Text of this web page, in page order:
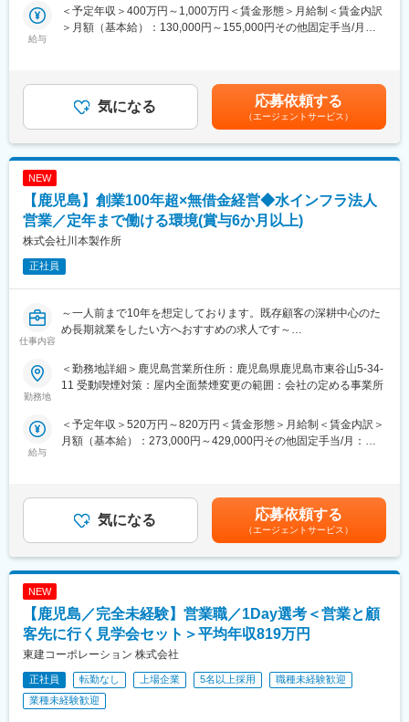
ム）」を構築し、食料の偏在を無くし供給の絶えない持続可能な
仕組み作りを行っております。
変わってくる風土があります。年功序列ではなく、職位に関係な
く意見を取り入れる組織風土です。
株式会社マリックス（はまち・ぶり養殖事業、漁場展開）
されることが高年収の理由です。実績連動型の評価制度でスピー
ド出世も目指せます。
実際に現事業所長の2人に1人が営業職「以外」からの転職者で
す。
◎ワークライフバランスを実現可能
効率的な営業活動を追求し、平均残業は月15h程度。日月祝休
み・年休123日・転勤無しと働きやすい環境です。
です。
■仕事内容：
土地オーナーが所有する資産に対し、最適な土地活用の事業を提
案するコンサルティング営業です。
土地の所有者様に対し土地の利用状況やお困りごとをお伺いし、
継承等をご提案します。
土地を資産化し地主様やご家族様の将来の安心をサポートするだ
＜新人営業の主なミッション＞
タートです。
その土地への想い入れ、今後への悩みについて、話を「聞く」こ
■1day選考会：
配属予定支店にて【職場見学（先輩社員の営業に同行）と支店長
による面接】を実施します。
配属予定支店の雰囲気や実際の仕事内容を直接見ることができ、
■サポート体制：
◇新入社員研修：入社後約2週間
◇スキルアップ研修：年間100時間（毎日30分）
◇営業AIツールの導入 など
■当社について：
給与
＜予定年収＞400万円～1,000万円＜賃金形態＞月給制＜賃金内訳
＞月額（基本給）：130,000円～155,000円その他固定手当/月：
業手当＞有＜給与補足＞年収650万円（月給31万円＋成果給＋賞
与）／入社1年目 メンバー年収841万円（月給42万円＋成果給＋
賞与）／入社2年目 メンバー年収1,156万円（月給56万円＋成果給
＋賞与）／入社5年目 メンバー賃金はあくまでも目安の金額であ
り、選考を通じて上下する可能性があります。月給(月額)は固定手
気になる 応募依頼する
（エージェントサービス）
NEW
【鹿児島】創業100年超×無借金経営◆水インフラ法人
営業／定年まで働ける環境(賞与6か月以上)
株式会社川本製作所
正社員
仕事内容
～一人前まで10年を想定しております。既存顧客の深耕中心のた
め長期就業をしたい方へおすすめの求人です～
「ポンプ」のトップメーカーでの営業職／未経験から挑戦可能／
年間休日121日・土日祝休み・手厚い福利厚生で働きたいあなた
■職務概要
水(液体)を動かす機械=ポンプ。
＜業務詳細＞
（1）大型案件を含む新規案件の受注・提案
既にお取引のあるお客様で新たに生まれる新規案件に関して同社
のポンプを提案し受注につなげる業務です。案件は多岐にわた
り、例としては誰もが知る大型建造物や有名スタジアム、マンシ
衛生設備会社・防災設備会社、ゼネコン、設計事務所、ボーリン
グ業者、商社など。
（2）既存の更新、修繕対応
100年以上の歴史あるメーカーなので、過去多数のポンプを納品
しています。
修繕や更新案件も多く、売上につながります。
勤務地
＜勤務地詳細＞鹿児島営業所住所：鹿児島県鹿児島市東谷山5-34-
11 受動喫煙対策：屋内全面禁煙変更の範囲：会社の定める事業所
給与
＜予定年収＞520万円～820万円＜賃金形態＞月給制＜賃金内訳＞
月額（基本給）：273,000円～429,000円その他固定手当/月：
380,000円＋賞与820万円 入社15年目 37歳 家族あり(月給450,000
円＋賞与その他)■昇給：年1回（4月）■賞与：年2回（6･12月）賃
金はあくまでも目安の金額であり、選考を通じて上下する可能性
があります。月給(月額)は固定手当を含めた表記です。
気になる 応募依頼する
（エージェントサービス）
NEW
【鹿児島／完全未経験】営業職／1Day選考＜営業と顧
客先に行く見学会セット＞平均年収819万円
東建コーポレーション 株式会社
正社員 転勤なし 上場企業 5名以上採用
職種未経験歓迎
業種未経験歓迎